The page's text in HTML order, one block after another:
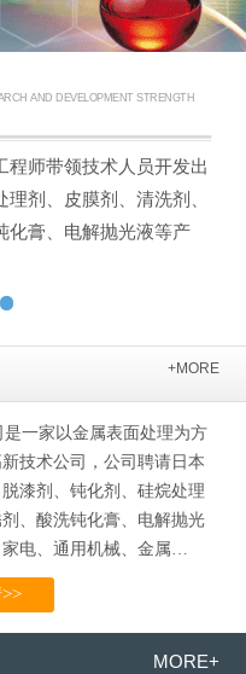
AND DEVELOPMENT STRENGTH
程师带领技术人员开发出
剂、皮膜剂、清洗剂、
化膏、电解抛光液等产
+MORE
一家以金属表面处理为方
技术公司，公司聘请日本
漆剂、钝化剂、硅烷处理
、酸洗钝化膏、电解抛光
电、通用机械、金属
MORE+